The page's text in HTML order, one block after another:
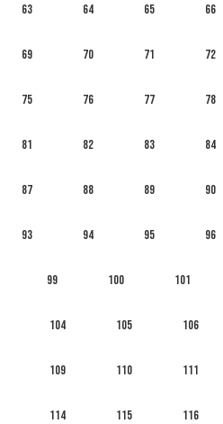
63 64 65 66
69 70 71 72
75 76 77 78
81 82 83 84
87 88 89 90
93 94 95 96
99 100 101
104 105 106
109 110 111
114 115 116